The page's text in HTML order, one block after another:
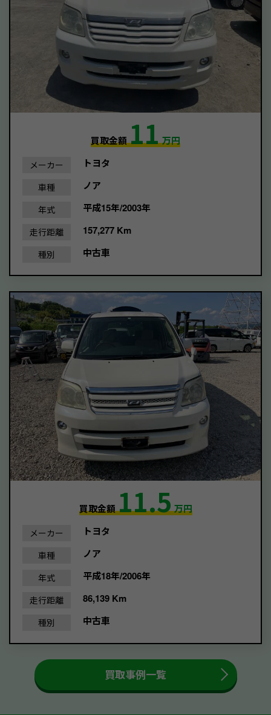
買取金額11万円
メーカー トヨタ
車種 ノア
年式 平成15年/2003年
走行距離 157,277 Km
種別 中古車
買取金額11.5万円
メーカー トヨタ
車種 ノア
年式 平成18年/2006年
走行距離 86,139 Km
種別 中古車
買取事例一覧